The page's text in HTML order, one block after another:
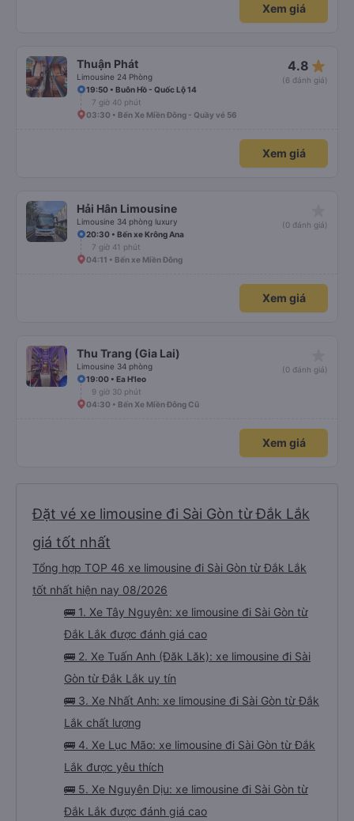
Xem giá
Thuận Phát
Limousine 24 Phòng
4.8 star_rate
(6 đánh giá)
19:50 • Buôn Hồ - Quốc Lộ 14
7 giờ 40 phút
03:30 • Bến Xe Miền Đông - Quầy vé 56
Xem giá
Hải Hân Limousine
Limousine 34 phòng luxury
(0 đánh giá)
20:30 • Bến xe Krông Ana
7 giờ 41 phút
04:11 • Bến xe Miền Đông
Xem giá
Thu Trang (Gia Lai)
Limousine 34 phòng
(0 đánh giá)
19:00 • Ea H'leo
9 giờ 30 phút
04:30 • Bến Xe Miền Đông Cũ
Xem giá
Đặt vé xe limousine đi Sài Gòn từ Đắk Lắk
giá tốt nhất
Tổng hợp TOP 46 xe limousine đi Sài Gòn từ Đắk Lắk
tốt nhất hiện nay 08/2026
🚌 1. Xe Tây Nguyên: xe limousine đi Sài Gòn từ
Đắk Lắk được đánh giá cao
🚌 2. Xe Tuấn Anh (Đăk Lăk): xe limousine đi Sài
Gòn từ Đắk Lắk uy tín
🚌 3. Xe Nhất Anh: xe limousine đi Sài Gòn từ Đắk
Lắk chất lượng
🚌 4. Xe Lục Mão: xe limousine đi Sài Gòn từ Đắk
Lắk được yêu thích
🚌 5. Xe Nguyên Dịu: xe limousine đi Sài Gòn từ
Đắk Lắk được đánh giá cao